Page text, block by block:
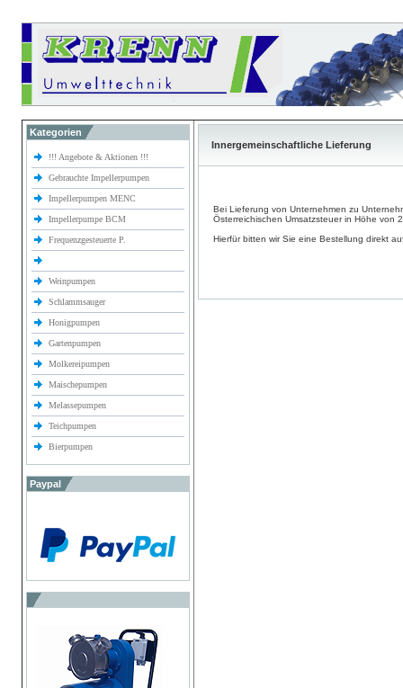
Kategorien
!!! Angebote & Aktionen !!!
Gebrauchte Impellerpumpen
Impellerpumpen MENC
Impellerpumpe BCM
Frequenzgesteuerte P.
Weinpumpen
Schlammsauger
Honigpumpen
Gartenpumpen
Molkereipumpen
Maischepumpen
Melassepumpen
Teichpumpen
Bierpumpen
Paypal
Innergemeinschaftliche Lieferung
Bei Lieferung von Unternehmen zu
Österreichischen Umsatzsteuer in Höhe von
Hierfür bitten wir Sie eine Bestellung direkt